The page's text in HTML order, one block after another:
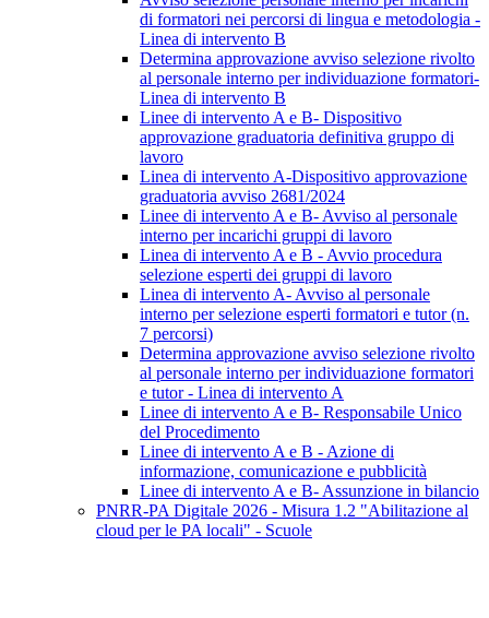
di formatori nei percorsi di lingua e metodologia -
Linea di intervento B
Determina approvazione avviso selezione rivolto
al personale interno per individuazione formatori-
Linea di intervento B
Linee di intervento A e B- Dispositivo
approvazione graduatoria definitiva gruppo di
lavoro
Linea di intervento A-Dispositivo approvazione
graduatoria avviso 2681/2024
Linee di intervento A e B- Avviso al personale
interno per incarichi gruppi di lavoro
Linea di intervento A e B - Avvio procedura
selezione esperti dei gruppi di lavoro
Linea di intervento A- Avviso al personale
interno per selezione esperti formatori e tutor (n.
7 percorsi)
Determina approvazione avviso selezione rivolto
al personale interno per individuazione formatori
e tutor - Linea di intervento A
Linee di intervento A e B- Responsabile Unico
del Procedimento
Linee di intervento A e B - Azione di
informazione, comunicazione e pubblicità
Linee di intervento A e B- Assunzione in bilancio
PNRR-PA Digitale 2026 - Misura 1.2 "Abilitazione al
cloud per le PA locali" - Scuole